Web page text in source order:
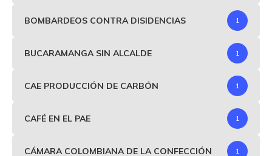
BOMBARDEOS CONTRA DISIDENCIAS 1
BUCARAMANGA SIN ALCALDE 1
CAE PRODUCCIÓN DE CARBÓN 1
CAFÉ EN EL PAE 1
CÁMARA COLOMBIANA DE LA CONFECCIÓN 1